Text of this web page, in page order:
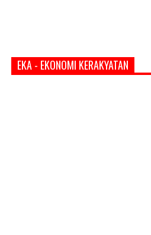
EKA - EKONOMI KERAKYATAN